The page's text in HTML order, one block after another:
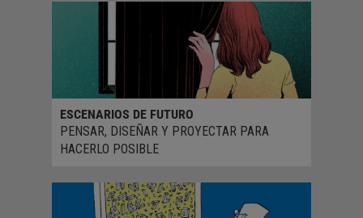
ESCENARIOS DE FUTURO
PENSAR, DISEÑAR Y PROYECTAR PARA
HACERLO POSIBLE